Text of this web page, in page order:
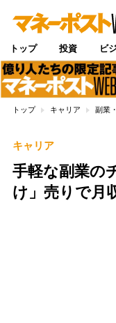
トップ 投資 ビ
トップ キャリア 副業
キャリア
手軽な副業の
け」売りで月